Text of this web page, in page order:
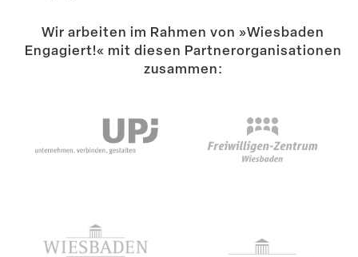
Wir arbeiten im Rahmen von »Wiesbaden
Engagiert!« mit diesen Partner­or­ga­ni­sa­tionen
zusammen: